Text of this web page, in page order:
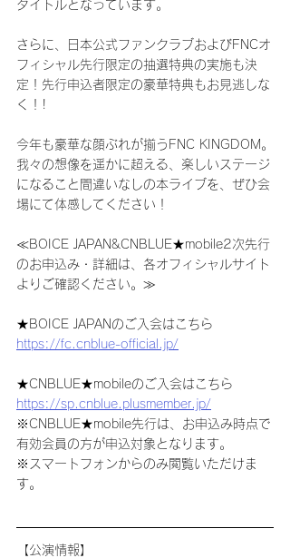
タイトルとなっています。
さらに、日本公式ファンクラブおよびFNCオ
フィシャル先行限定の抽選特典の実施も決
定！先行申込者限定の豪華特典もお見逃しな
く！!
今年も豪華な顔ぶれが揃うFNC KINGDOM。
我々の想像を遥かに超える、楽しいステージ
になること間違いなしの本ライブを、ぜひ会
場にて体感してください！
≪BOICE JAPAN&CNBLUE★mobile2次先行
のお申込み・詳細は、各オフィシャルサイト
よりご確認ください。≫
★BOICE JAPANのご入会はこちら
https://fc.cnblue-official.jp/
★CNBLUE★mobileのご入会はこちら
https://sp.cnblue.plusmember.jp/
※CNBLUE★mobile先行は、お申込み時点で
有効会員の方が申込対象となります。
※スマートフォンからのみ閲覧いただけま
す。
【公演情報】